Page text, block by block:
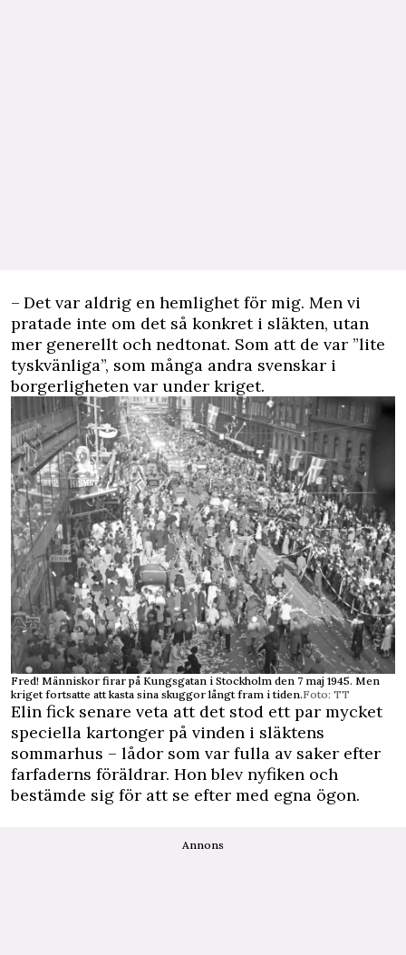
– Det var aldrig en hemlighet för mig. Men vi
pratade inte om det så konkret i släkten, utan
mer generellt och nedtonat. Som att de var ”lite
tyskvänliga”, som många ­andra svenskar i
borgerlig­heten var under kriget.
Fred! Människor firar på Kungsgatan i Stockholm den 7 maj 1945. Men
kriget fortsatte att kasta sina skuggor långt fram i tiden.Foto: TT
Elin fick senare veta att det stod ett par mycket
speciella kartonger på vinden i släktens
sommarhus – lådor som var fulla av saker efter
farfaderns föräldrar. Hon blev nyfiken och
bestämde sig för att se ­efter med egna ögon.
Annons